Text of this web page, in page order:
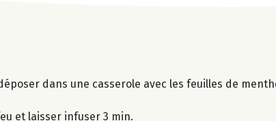
dans une casserole avec les feuilles de
et laisser infuser 3 min.